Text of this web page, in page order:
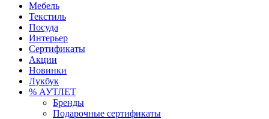
Мебель
Текстиль
Посуда
Интерьер
Сертификаты
Акции
Новинки
Лукбук
% АУТЛЕТ
Бренды
Подарочные сертификаты